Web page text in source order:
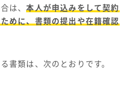
は、本人が申込みをして契約
めに、書類の提出や在籍確認
書類は、次のとおりです。